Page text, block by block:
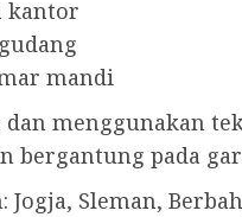
kantor
mandi
menggunakan
bergantung pada
Sleman,